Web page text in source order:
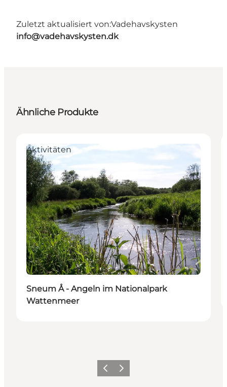
Zuletzt aktualisiert von:Vadehavskysten
info@vadehavskysten.dk
Ähnliche Produkte
Aktivitäten
Sneum Å - Angeln im Nationalpark
Wattenmeer
ZurückWeiter